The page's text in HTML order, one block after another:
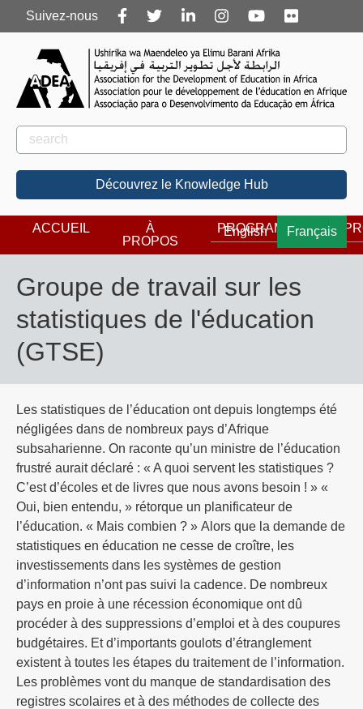
Follow
us
Suivez-nous
Rechercher
Rechercher
Découvrez le Knowledge Hub
English Français
ACCUEIL
À
PROPOS
PROGRAMMES
Groupe de travail sur les
statistiques de l'éducation
(GTSE)
Les statistiques de l’éducation ont depuis longtemps été
négligées dans de nombreux pays d’Afrique
subsaharienne. On raconte qu’un ministre de l’éducation
frustré aurait déclaré : « A quoi servent les statistiques ?
C’est d’écoles et de livres que nous avons besoin ! » «
Oui, bien entendu, » rétorque un planificateur de
l’éducation. « Mais combien ? » Alors que la demande de
statistiques en éducation ne cesse de croître, les
investissements dans les systèmes de gestion
d’information n’ont pas suivi la cadence. De nombreux
pays en proie à une récession économique ont dû
procéder à des suppressions d’emploi et à des coupures
budgétaires. Et d’importants goulots d’étranglement
existent à toutes les étapes du traitement de l’information.
Les problèmes vont du manque de standardisation des
registres scolaires et à des méthodes de collecte des